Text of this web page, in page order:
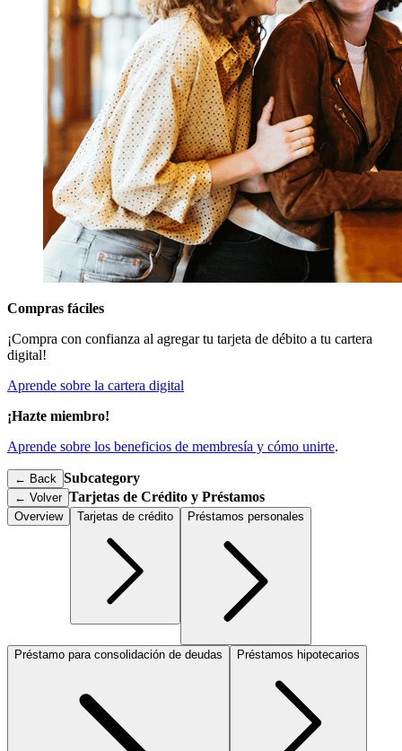
Compras fáciles
¡Compra con confianza al agregar tu tarjeta de débito a tu cartera
digital!
Aprende sobre la cartera digital
¡Hazte miembro!
Aprende sobre los beneficios de membresía y cómo unirte.
← Back Subcategory
← Volver Tarjetas de Crédito y Préstamos
Overview Tarjetas de crédito Préstamos personales
Préstamo para consolidación de deudas Préstamos hipotecarios